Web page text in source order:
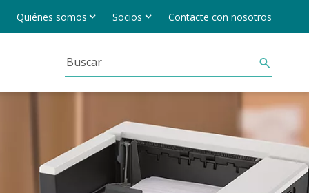
Quiénes somos Socios Contacte con nosotros